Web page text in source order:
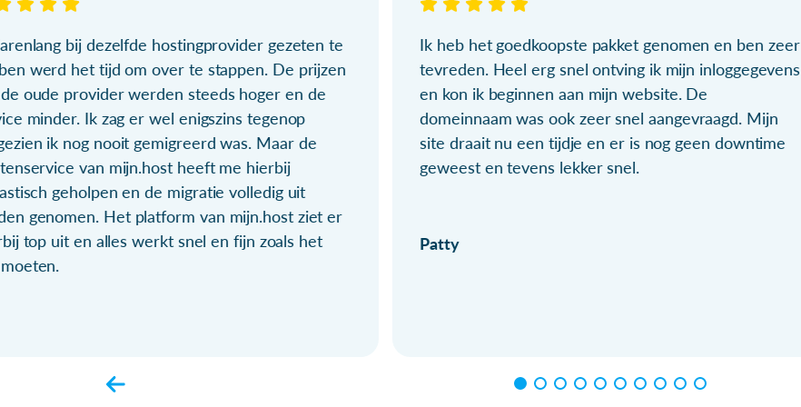
bij dezelfde hostingprovider gezeten te
werd het tijd om over te stappen. De prijzen
oude provider werden steeds hoger en de
minder. Ik zag er wel enigszins tegenop
ik nog nooit gemigreerd was. Maar de
van mijn.host heeft me hierbij
geholpen en de migratie volledig uit
genomen. Het platform van mijn.host ziet er
top uit en alles werkt snel en fijn zoals het
Ik heb het goedkoopste pakket genomen en ben zeer
tevreden. Heel erg snel ontving ik mijn inloggegevens
en kon ik beginnen aan mijn website. De
domeinnaam was ook zeer snel aangevraagd. Mijn
site draait nu een tijdje en er is nog geen downtime
geweest en tevens lekker snel.
Patty